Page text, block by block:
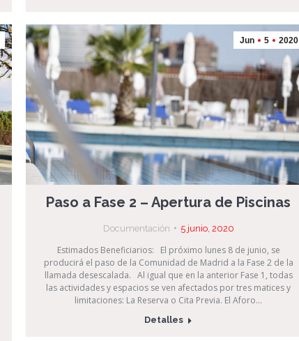
Jun 5 2020
Paso a Fase 2 – Apertura de Piscinas
Documentación 5 junio, 2020
Estimados Beneficiarios: El próximo lunes 8 de junio, se
producirá el paso de la Comunidad de Madrid a la Fase 2 de la
llamada desescalada. Al igual que en la anterior Fase 1, todas
las actividades y espacios se ven afectados por tres matices y
limitaciones: La Reserva o Cita Previa. El Aforo…
Detalles